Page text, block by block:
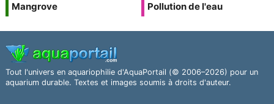
Mangrove
Pollution de l'eau
Tout l'univers en aquariophilie d'AquaPortail (© 2006–2026) pour un
aquarium durable. Textes et images soumis à droits d'auteur.